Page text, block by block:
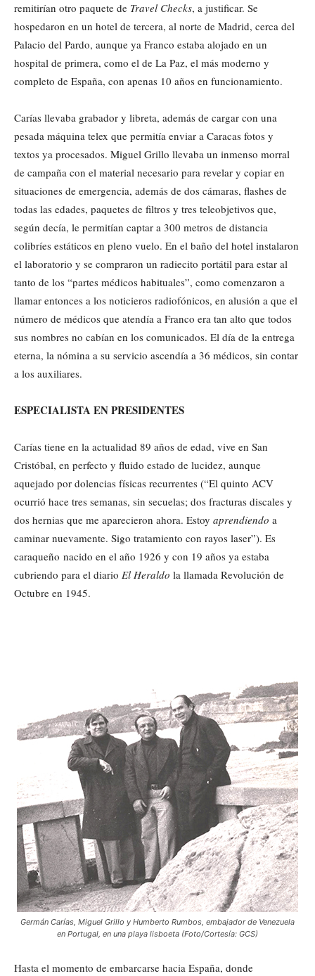
remitirían otro paquete de Travel Checks, a justificar. Se
hospedaron en un hotel de tercera, al norte de Madrid, cerca del
Palacio del Pardo, aunque ya Franco estaba alojado en un
hospital de primera, como el de La Paz, el más moderno y
completo de España, con apenas 10 años en funcionamiento.
Carías llevaba grabador y libreta, además de cargar con una
pesada máquina telex que permitía enviar a Caracas fotos y
textos ya procesados. Miguel Grillo llevaba un inmenso morral
de campaña con el material necesario para revelar y copiar en
situaciones de emergencia, además de dos cámaras, flashes de
todas las edades, paquetes de filtros y tres teleobjetivos que,
según decía, le permitían captar a 300 metros de distancia
colibríes estáticos en pleno vuelo. En el baño del hotel instalaron
el laboratorio y se compraron un radiecito portátil para estar al
tanto de los “partes médicos habituales”, como comenzaron a
llamar entonces a los noticieros radiofónicos, en alusión a que el
número de médicos que atendía a Franco era tan alto que todos
sus nombres no cabían en los comunicados. El día de la entrega
eterna, la nómina a su servicio ascendía a 36 médicos, sin contar
a los auxiliares.
ESPECIALISTA EN PRESIDENTES
Carías tiene en la actualidad 89 años de edad, vive en San
Cristóbal, en perfecto y fluido estado de lucidez, aunque
aquejado por dolencias físicas recurrentes (“El quinto ACV
ocurrió hace tres semanas, sin secuelas; dos fracturas discales y
dos hernias que me aparecieron ahora. Estoy aprendiendo a
caminar nuevamente. Sigo tratamiento con rayos laser”). Es
caraqueño nacido en el año 1926 y con 19 años ya estaba
cubriendo para el diario El Heraldo la llamada Revolución de
Octubre en 1945.
Germán Carías, Miguel Grillo y Humberto Rumbos, embajador de Venezuela
en Portugal, en una playa lisboeta (Foto/Cortesía: GCS)
Hasta el momento de embarcarse hacia España, donde